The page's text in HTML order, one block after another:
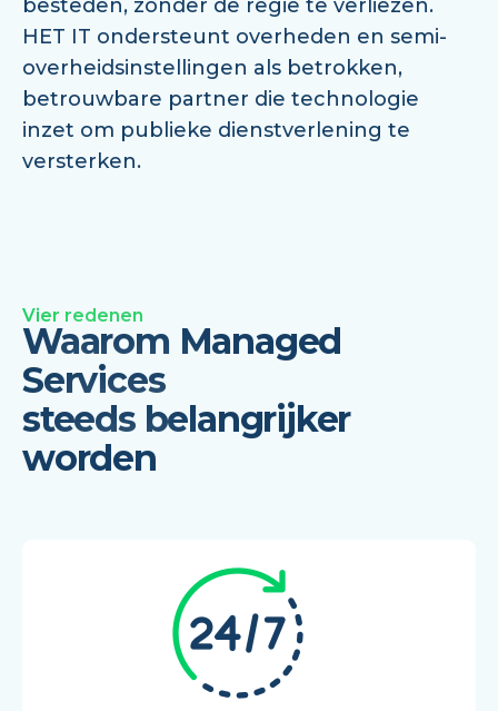
besteden, zonder de regie te verliezen.
HET IT ondersteunt overheden en semi-
overheidsinstellingen als betrokken,
betrouwbare partner die technologie
inzet om publieke dienstverlening te
versterken.
Vier redenen
Waarom Managed
Services
steeds belangrijker
worden